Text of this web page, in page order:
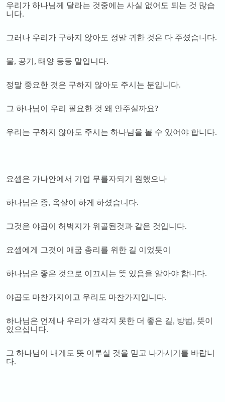
우리가 하나님께 달라는 것중에는 사실 없어도 되는 것 많습
니다.
그러나 우리가 구하지 않아도 정말 귀한 것은 다 주셨습니다.
물, 공기 , 태양 등등 말입니다.
정말 중요한 것은 구하지 않아도 주시는 분입니다.
그 하나님이 우리 필요한 것 왜 안주실까요?
우리는 구하지 않아도 주시는 하나님을 볼 수 있어야 합니다.
요셉은 가나안에서 기업 무를자되기 원했으나
하나님은 종, 옥살이 하게 하셨습니다.
그것은 야곱이 허벅지가 위골된것과 같은 것입니다.
요셉에게 그것이 애굽 총리를 위한 길 이었듯이
하나님은 좋은 것으로 이끄시는 뜻 있음을 알아야 합니다.
야곱도 마찬가지이고 우리도 마찬가지입니다.
하나님은 언제나 우리가 생각지 못한 더 좋은 길, 방법, 뜻이
있으십니다.
그 하나님이 내게도 뜻 이루실 것을 믿고 나가시기를 바랍니
다.